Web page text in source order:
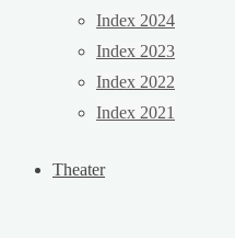
Index 2024
Index 2023
Index 2022
Index 2021
Theater